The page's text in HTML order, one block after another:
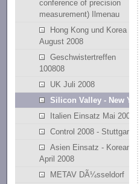
conference of precision
measurement) Ilmenau
Hong Kong und Korea
August 2008
Geschwistertreffen
100808
UK Juli 2008
Silicon Valley - New York
Italien Einsatz Mai 2008
Control 2008 - Stuttgart
Asien Einsatz - Korean
April 2008
METAV DÃ¼sseldorf